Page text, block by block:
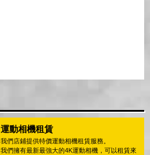
運動相機租賃
我們店鋪提供特價運動相機租賃服務。
我們擁有最新最強大的4K運動相機，可以租賃來